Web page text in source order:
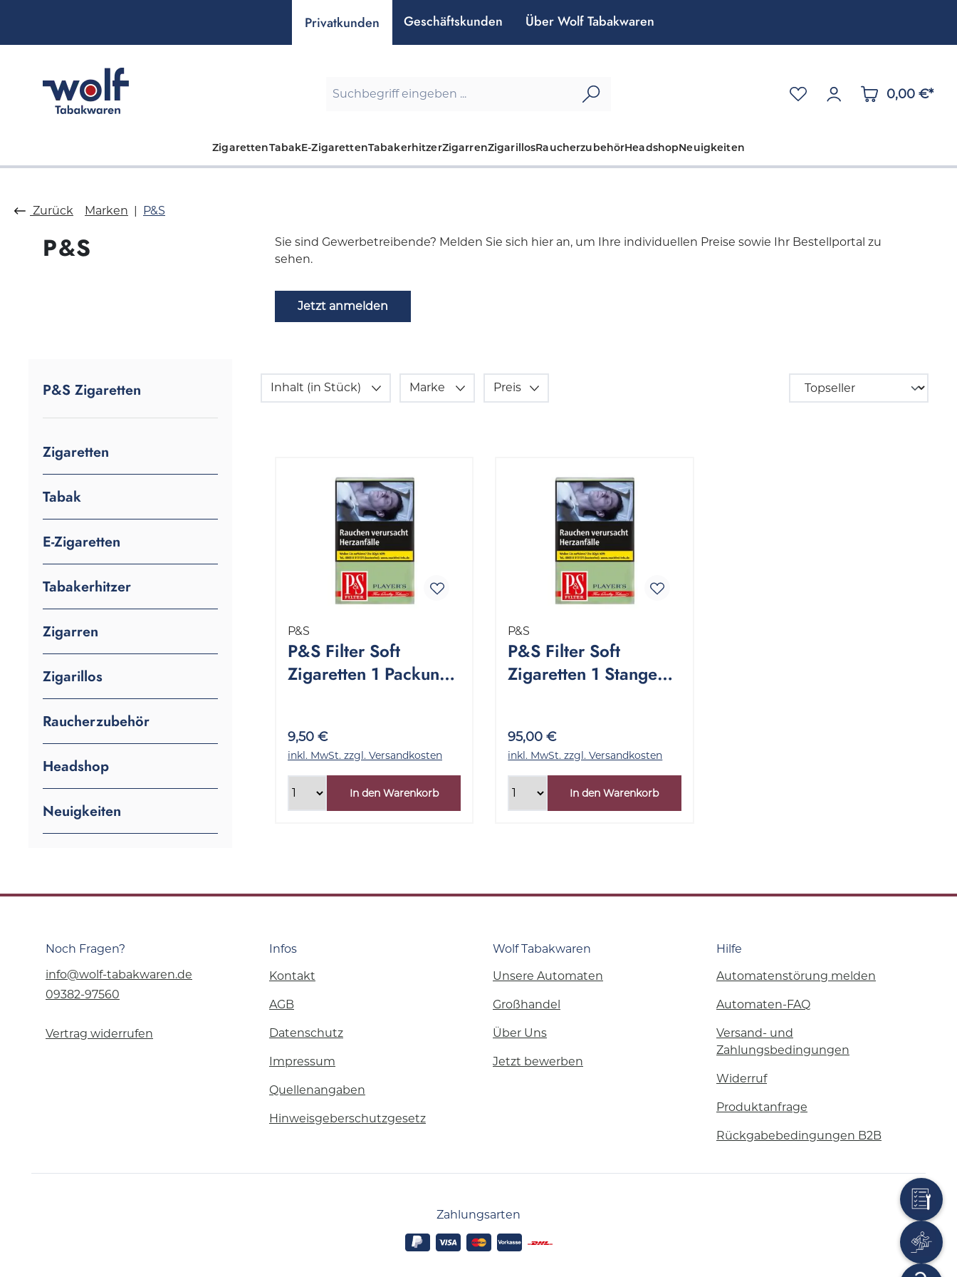
Privatkunden Geschäftskunden Über Wolf Tabakwaren
0,00 €*
ZigarettenTabakE-ZigarettenTabakerhitzerZigarrenZigarillosRaucherzubehörHeadshopNeuigkeiten
Zurück Marken P&S
P&S
Sie sind Gewerbetreibende? Melden Sie sich hier an, um Ihre individuellen Preise sowie Ihr Bestellportal zu
sehen.
Jetzt anmelden
P&S Zigaretten
Zigaretten
Tabak
E-Zigaretten
Tabakerhitzer
Zigarren
Zigarillos
Raucherzubehör
Headshop
Neuigkeiten
Inhalt (in Stück) Marke Preis
P&S
P&S Filter Soft
Zigaretten 1 Packung
9,50 €
inkl. MwSt. zzgl. Versandkosten
In den Warenkorb
P&S
P&S Filter Soft
Zigaretten 1 Stange
95,00 €
inkl. MwSt. zzgl. Versandkosten
In den Warenkorb
Noch Fragen?
info@wolf-tabakwaren.de
09382-97560
Vertrag widerrufen
Infos
Kontakt
AGB
Datenschutz
Impressum
Quellenangaben
Hinweisgeberschutzgesetz
Wolf Tabakwaren
Unsere Automaten
Großhandel
Über Uns
Jetzt bewerben
Hilfe
Automatenstörung melden
Automaten-FAQ
Versand- und
Zahlungsbedingungen
Widerruf
Produktanfrage
Rückgabebedingungen B2B
Zahlungsarten